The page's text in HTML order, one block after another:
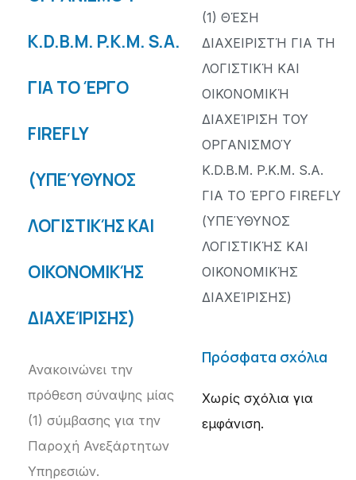
K.D.B.M. P.K.M. S.A.
ΓΙΑ ΤΟ ΈΡΓΟ
FIREFLY
(ΥΠΕΎΘΥΝΟΣ
ΛΟΓΙΣΤΙΚΉΣ ΚΑΙ
ΟΙΚΟΝΟΜΙΚΉΣ
ΔΙΑΧΕΊΡΙΣΗΣ)
Ανακοινώνει την
πρόθεση σύναψης μίας
(1) σύμβασης για την
Παροχή Ανεξάρτητων
Υπηρεσιών.
(1) ΘΈΣΗ
ΔΙΑΧΕΙΡΙΣΤΉ ΓΙΑ ΤΗ
ΛΟΓΙΣΤΙΚΉ ΚΑΙ
ΟΙΚΟΝΟΜΙΚΉ
ΔΙΑΧΕΊΡΙΣΗ ΤΟΥ
ΟΡΓΑΝΙΣΜΟΎ
K.D.B.M. P.K.M. S.A.
ΓΙΑ ΤΟ ΈΡΓΟ FIREFLY
(ΥΠΕΎΘΥΝΟΣ
ΛΟΓΙΣΤΙΚΉΣ ΚΑΙ
ΟΙΚΟΝΟΜΙΚΉΣ
ΔΙΑΧΕΊΡΙΣΗΣ)
Πρόσφατα σχόλια
Χωρίς σχόλια για
εμφάνιση.